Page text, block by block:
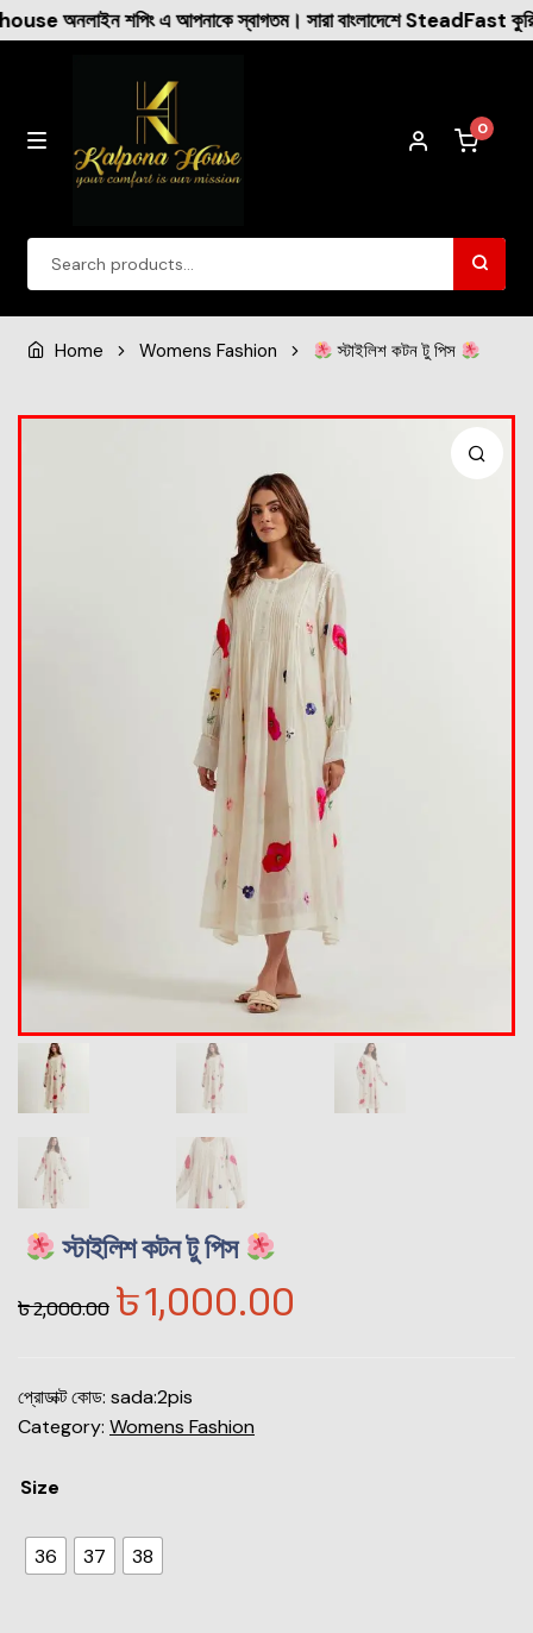
স্বাগতম। সারা বাংলাদেশে SteadFast কুরিয়ারের মাধ্যমে ক্যাশ
0
Home Womens Fashion স্টাইলিশ কটন টু পিস
স্টাইলিশ কটন টু পিস
৳2,000.00৳1,000.00
প্রোডাক্ট কোড: sada:2pis
Category: Womens Fashion
Size
36 37 38